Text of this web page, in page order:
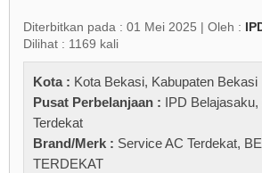
Diterbitkan pada : 01 Mei 2025 | Oleh :
Dilihat : 1169 kali
Kota : Kota Bekasi, Kabupaten Bekasi
Pusat Perbelanjaan : IPD Belajasaku,
Terdekat
Brand/Merk : Service AC Terdekat,
TERDEKAT